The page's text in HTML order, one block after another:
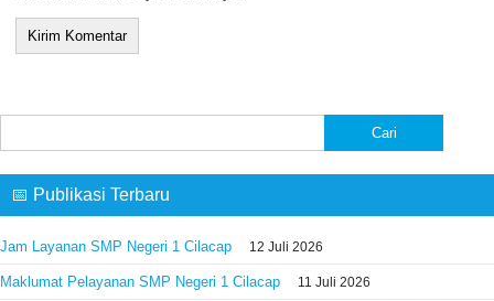
untuk:
📅 Publikasi Terbaru
Jam Layanan SMP Negeri 1 Cilacap 12 Juli 2026
Maklumat Pelayanan SMP Negeri 1 Cilacap 11 Juli 2026